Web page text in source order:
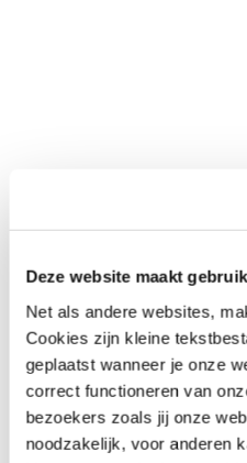
Deze website maakt
Net als andere websites,
Cookies zijn kleine
geplaatst wanneer je onze
correct functioneren van
bezoekers zoals jij onze
noodzakelijk, voor anderen